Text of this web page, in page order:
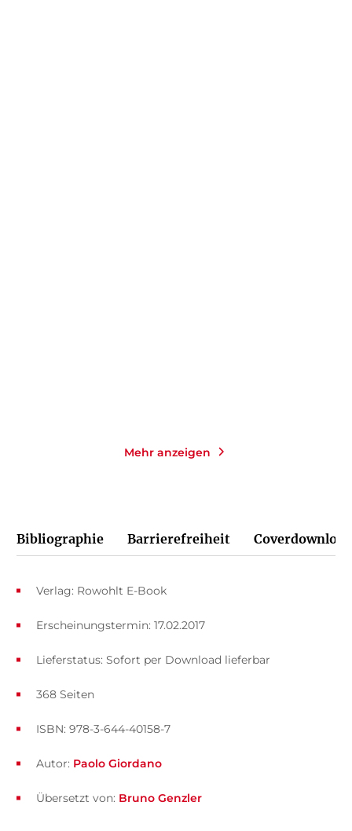
Mehr anzeigen
Bibliographie Barrierefreiheit Coverdownload
Verlag: Rowohlt E-Book
Übersetzt von: Bruno Genzler
Erscheinungstermin: 17.02.2017
Lieferstatus: Sofort per Download lieferbar
ISBN: 978-3-644-40158-7
368 Seiten
Autor: Paolo Giordano